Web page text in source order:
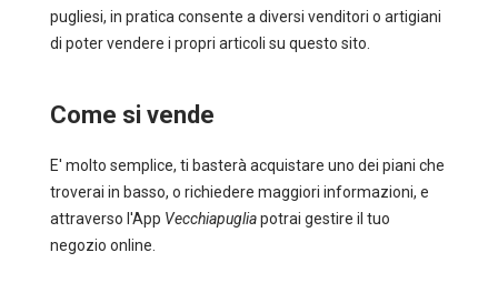
pugliesi, in pratica consente a diversi venditori o artigiani
di poter vendere i propri articoli su questo sito.
Come si vende
E' molto semplice, ti basterà acquistare uno dei piani che
troverai in basso, o richiedere maggiori informazioni, e
attraverso l'App Vecchiapugliapotrai gestire il tuo
negozio online.